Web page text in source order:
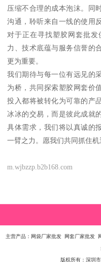
压缩不合理的成本泡沫。同
沟通，聆听来自一线的使用
对于正在寻找塑胶网套批
力、技术底蕴与服务信誉的
更为重要。
我们期待与每一位有远见的
为桥，共同探索塑胶网套价
投入都将被转化为可靠的产
冰冰的交易，而是彼此成就
具体需求，我们将以真诚的
一臂之力。愿我们共同抓住
m.wjbzzp.b2b168.com
主营产品：网袋厂家批发 网套厂家批发
版权所有：深圳